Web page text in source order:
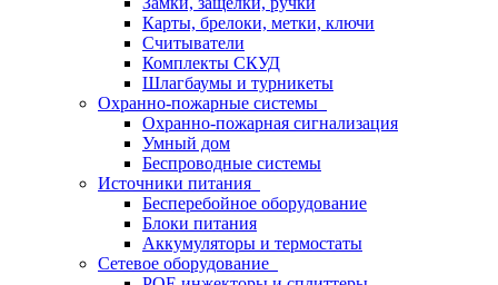
Карты, брелоки, метки, ключи
Считыватели
Комплекты СКУД
Шлагбаумы и турникеты
Охранно-пожарные системы
Охранно-пожарная сигнализация
Умный дом
Беспроводные системы
Источники питания
Бесперебойное оборудование
Блоки питания
Аккумуляторы и термостаты
Сетевое оборудование